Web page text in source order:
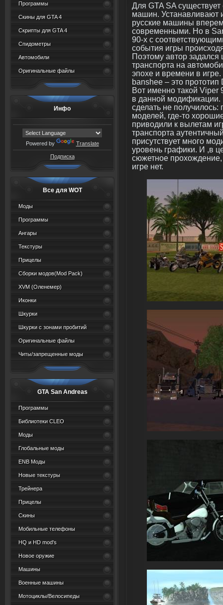
Программы
Скины для GTA 4
Скрипты для GTA 4
Спидометры
Автомобили
Оригинальные файлы
Инфо
Powered by Translate
Подписка
Все для WOT
Моды
Программы
Ангары
Текстуры
Прицелы
Сборки модов(Mod Pack)
XVM (Oленемер)
Иконки
Шкурки
Шкурки с зонами пробитий
Оригинальные файлы
Читы/запрещенные моды
GTA San Andreas
Программы
Библиотеки CLEO
Моды
Глобальные моды
ENB Моды
Новые текстуры
Трейнера
Прицелы
Скины
Мобильные телефоны
HQ и HD mod's
Новое оружие
Машины
Военные машины
Мотоциклы/Велосипеды
Для GTA SA
машин. Устанавливают
русские машины
современными. Но в
90-х с
события игры
Поэтому автор
транспорта на
эпохе и времени в
banshee – это
Вот именно такой Viper
в данной модификации.
сделать не
моделей, где-то
приводили к вылетам
транспорта
присутствует много
уровень графики. И ,в
сюжетное
игре нет.